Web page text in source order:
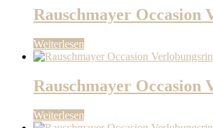
Rauschmayer Occasion
Weiterlesen
Rauschmayer Occasion
Weiterlesen